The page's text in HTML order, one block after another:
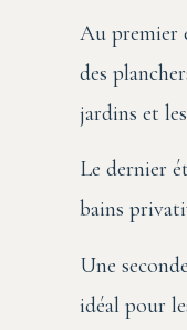
Au premier
des
jardins et
Le dernier
bains
Une
idéal pour